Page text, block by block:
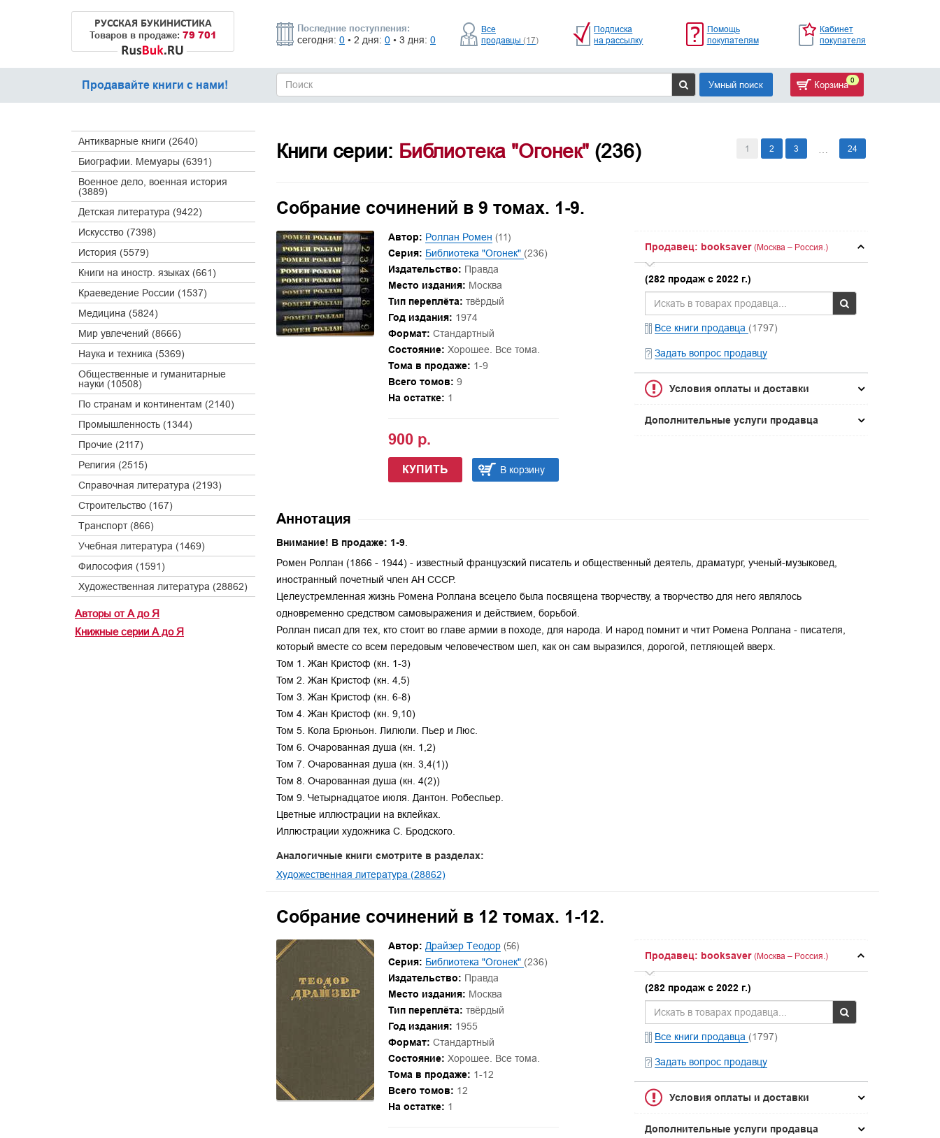
РУССКАЯ БУКИНИСТИКА
Товаров в продаже: 79 701
Последние поступления:
сегодня: 0 • 2 дня: 0 • 3 дня: 0
Все
продавцы (17)
Подписка
на рассылку
Помощь
покупателям
Кабинет
покупателя
Продавайте книги с нами! Умный поиск Корзина 0
Антикварные книги (2640)
Биографии. Мемуары (6391)
Военное дело, военная история
(3889)
Детская литература (9422)
Искусство (7398)
История (5579)
Книги на иностр. языках (661)
Краеведение России (1537)
Медицина (5824)
Мир увлечений (8666)
Наука и техника (5369)
Общественные и гуманитарные
науки (10508)
По странам и континентам (2140)
Промышленность (1344)
Прочие (2117)
Религия (2515)
Справочная литература (2193)
Строительство (167)
Транспорт (866)
Учебная литература (1469)
Философия (1591)
Художественная литература (28862)
Авторы от А до Я
Книжные серии А до Я
Книги серии: Библиотека "Огонек" (236) 1 2 3 24
Собрание сочинений в 9 томах. 1-9.
Автор: Роллан Ромен (11)
Серия: Библиотека "Огонек" (236)
Издательство: Правда
Место издания: Москва
Тип переплёта: твёрдый
Год издания: 1974
Формат: Стандартный
Состояние: Хорошее. Все тома.
Тома в продаже: 1-9
Всего томов: 9
На остатке: 1
900 р.
КУПИТЬ В корзину
Продавец: booksaver (Москва – Россия.)
(282 продаж с 2022 г.)
Все книги продавца (1797)
Задать вопрос продавцу
Условия оплаты и доставки
Дополнительные услуги продавца
Аннотация
Внимание! В продаже: 1-9.
Ромен Роллан (1866 - 1944) - известный французский писатель и общественный деятель, драматург, ученый-музыковед,
иностранный почетный член АН СССР.
Целеустремленная жизнь Ромена Роллана всецело была посвящена творчеству, а творчество для него являлось
одновременно средством самовыражения и действием, борьбой.
Роллан писал для тех, кто стоит во главе армии в походе, для народа. И народ помнит и чтит Ромена Роллана - писателя,
который вместе со всем передовым человечеством шел, как он сам выразился, дорогой, петляющей вверх.
Том 1. Жан Кристоф (кн. 1-3)
Том 2. Жан Кристоф (кн. 4,5)
Том 3. Жан Кристоф (кн. 6-8)
Том 4. Жан Кристоф (кн. 9,10)
Том 5. Кола Брюньон. Лилюли. Пьер и Люс.
Том 6. Очарованная душа (кн. 1,2)
Том 7. Очарованная душа (кн. 3,4(1))
Том 8. Очарованная душа (кн. 4(2))
Том 9. Четырнадцатое июля. Дантон. Робеспьер.
Цветные иллюстрации на вклейках.
Иллюстрации художника С. Бродского.
Аналогичные книги смотрите в разделах:
Художественная литература (28862)
Собрание сочинений в 12 томах. 1-12.
Автор: Драйзер Теодор (56)
Серия: Библиотека "Огонек" (236)
Издательство: Правда
Место издания: Москва
Тип переплёта: твёрдый
Год издания: 1955
Формат: Стандартный
Состояние: Хорошее. Все тома.
Тома в продаже: 1-12
Всего томов: 12
На остатке: 1
Продавец: booksaver (Москва – Россия.)
(282 продаж с 2022 г.)
Все книги продавца (1797)
Задать вопрос продавцу
Условия оплаты и доставки
Дополнительные услуги продавца